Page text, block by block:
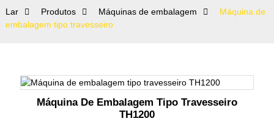
Lar Produtos Máquinas de embalagem
Máquina de
embalagem tipo travesseiro
Máquina De Embalagem Tipo Travesseiro
TH1200